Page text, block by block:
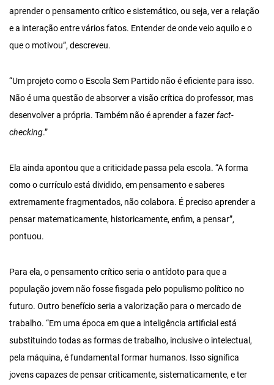
aprender o pensamento crítico e sistemático, ou seja, ver a relação
e a interação entre vários fatos. Entender de onde veio aquilo e o
que o motivou”, descreveu.
“Um projeto como o Escola Sem Partido não é eficiente para isso.
Não é uma questão de absorver a visão crítica do professor, mas
desenvolver a própria. Também não é aprender a fazerfact-
checking.”
Ela ainda apontou que a criticidade passa pela escola. “A forma
como o currículo está dividido, em pensamento e saberes
extremamente fragmentados, não colabora. É preciso aprender a
pensar matematicamente, historicamente, enfim, a pensar”,
pontuou.
Para ela, o pensamento crítico seria o antídoto para que a
população jovem não fosse fisgada pelo populismo político no
futuro. Outro benefício seria a valorização para o mercado de
trabalho. “Em uma época em que a inteligência artificial está
substituindo todas as formas de trabalho, inclusive o intelectual,
pela máquina, é fundamental formar humanos. Isso significa
jovens capazes de pensar criticamente, sistematicamente, e ter